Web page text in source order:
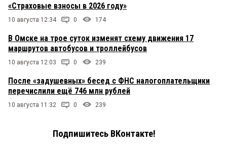
«Страховые взносы в 2026 году»
10 августа 12:34 0 174
В Омске на трое суток изменят схему движения 17
маршрутов автобусов и троллейбусов
10 августа 12:03 0 239
После «задушевных» бесед с ФНС налогоплательщики
перечислили ещё 746 млн рублей
10 августа 11:32 0 239
Подпишитесь ВКонтакте!